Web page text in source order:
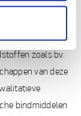
van
zoals bv.
van deze
bindmiddelen